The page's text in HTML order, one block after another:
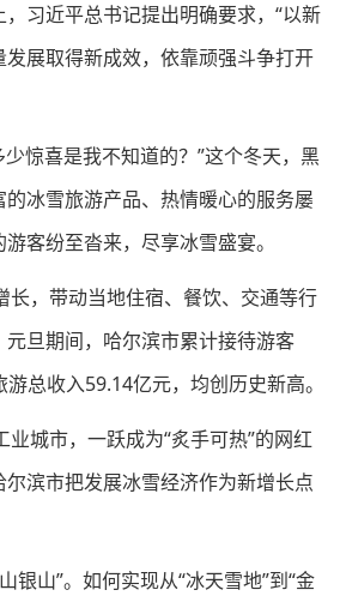
习近平总书记提出明确要求，“以新
展取得新成效，依靠顽强斗争打开
少惊喜是我不知道的？”这个冬天，黑
冰雪旅游产品、热情暖心的服务屡
客纷至沓来，尽享冰雪盛宴。
长，带动当地住宿、餐饮、交通等行
旦期间，哈尔滨市累计接待游客
总收入59.14亿元，均创历史新高。
业城市，一跃成为“炙手可热”的网红
滨市把发展冰雪经济作为新增长点
银山”。如何实现从“冰天雪地”到“金